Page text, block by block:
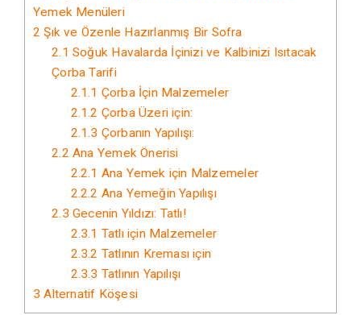
Yemek Menüleri
2 Şık ve Özenle Hazırlanmış Bir Sofra
2.1 Soğuk Havalarda İçinizi ve Kalbinizi Isıtacak
Çorba Tarifi
2.1.1 Çorba İçin Malzemeler
2.1.2 Çorba Üzeri için:
2.1.3 Çorbanın Yapılışı:
2.2 Ana Yemek Önerisi
2.2.1 Ana Yemek için Malzemeler
2.2.2 Ana Yemeğin Yapılışı
2.3 Gecenin Yıldızı: Tatlı!
2.3.1 Tatlı için Malzemeler
2.3.2 Tatlının Kreması için
2.3.3 Tatlının Yapılışı
3 Alternatif Köşesi